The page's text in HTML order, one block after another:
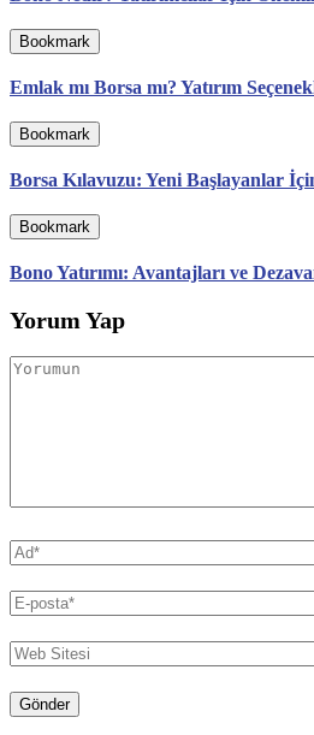
Bookmark
Emlak mı Borsa mı? Yatırım
Bookmark
Borsa Kılavuzu: Yeni Başlayanlar
Bookmark
Bono Yatırımı: Avantajları ve
Yorum Yap